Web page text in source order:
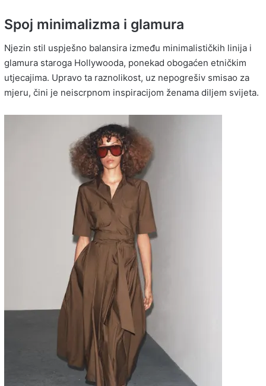
Spoj minimalizma i glamura
Njezin stil uspješno balansira između minimalističkih linija i
glamura staroga Hollywooda, ponekad obogaćen etničkim
utjecajima. Upravo ta raznolikost, uz nepogrešiv smisao za
mjeru, čini je neiscrpnom inspiracijom ženama diljem svijeta.